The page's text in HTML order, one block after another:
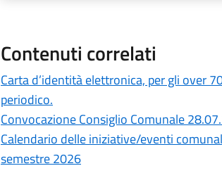
Contenuti correlati
Carta d’identità elettronica, per gli over
periodico.
Convocazione Consiglio Comunale
Calendario delle iniziative/eventi
semestre 2026